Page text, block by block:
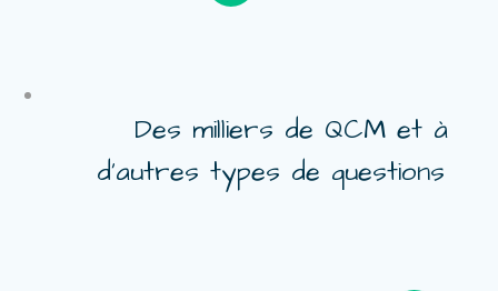
Des milliers de QCM et à
d’autres types de questions